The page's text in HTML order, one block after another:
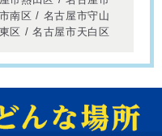
南区 / 名古屋市守山
区 / 名古屋市天白区